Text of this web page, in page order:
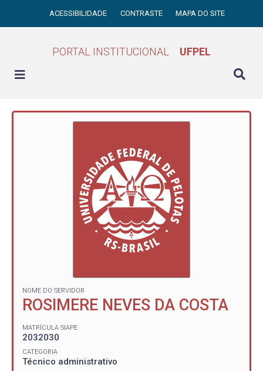
ACESSIBILIDADE CONTRASTE MAPA DO SITE
PORTAL INSTITUCIONAL UFPEL
NOME DO SERVIDOR
ROSIMERE NEVES DA COSTA
MATRÍCULA SIAPE
2032030
CATEGORIA
Técnico administrativo